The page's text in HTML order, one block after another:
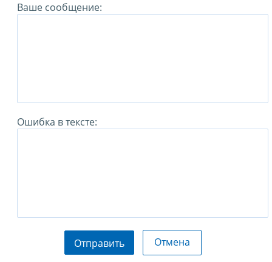
Ваше сообщение:
Ошибка в тексте:
Отправить Отмена